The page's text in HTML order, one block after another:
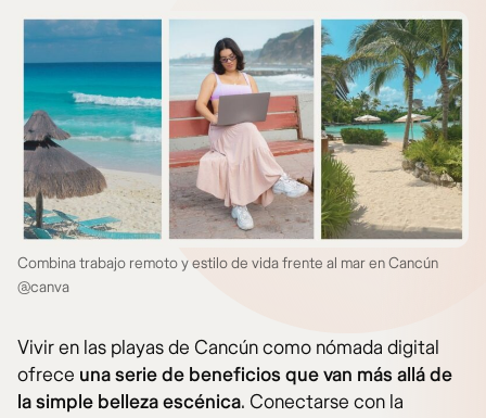
Combina trabajo remoto y estilo de vida frente al mar en Cancún
@canva
Vivir en las playas de Cancún como nómada digital
ofrece una serie de beneficios que van más allá de
la simple belleza escénica. Conectarse con la